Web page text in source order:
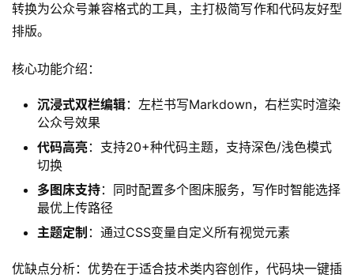
绍、高端品牌推文等需要专业动效设计的场景。
6. Markdown公众号编辑器：技术文档友好的代码
式排版工具
推荐指数：⭐️⭐️⭐️ (74.3分/满分100)
它是什么？ Markdown公众号编辑器是将Markdown语法
转换为公众号兼容格式的工具，主打极简写作和代码友好型
排版。
核心功能介绍：
沉浸式双栏编辑：左栏书写Markdown，右栏实时渲染